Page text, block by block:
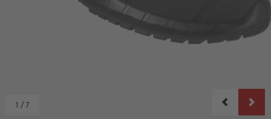
1 / 7